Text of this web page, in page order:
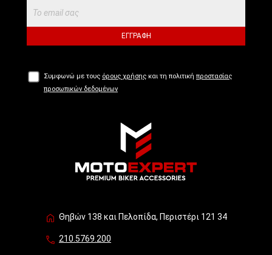
ΕΓΓΡΑΦΉ
Συμφωνώ με τους όρους χρήσης και τη πολιτική προστασίας
προσωπικών δεδομένων
Θηβών 138 και Πελοπίδα, Περιστέρι 121 34
210.5769.200